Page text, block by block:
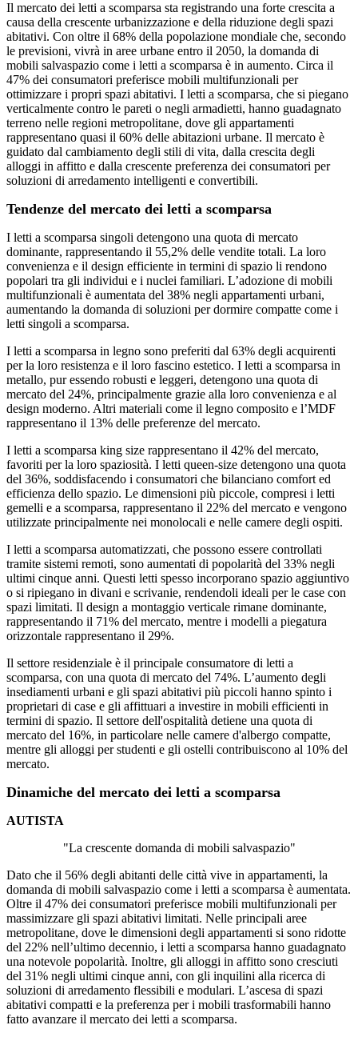
Il mercato dei letti a scomparsa sta registrando una forte crescita a
causa della crescente urbanizzazione e della riduzione degli spazi
abitativi. Con oltre il 68% della popolazione mondiale che, secondo
le previsioni, vivrà in aree urbane entro il 2050, la domanda di
mobili salvaspazio come i letti a scomparsa è in aumento. Circa il
47% dei consumatori preferisce mobili multifunzionali per
ottimizzare i propri spazi abitativi. I letti a scomparsa, che si piegano
verticalmente contro le pareti o negli armadietti, hanno guadagnato
terreno nelle regioni metropolitane, dove gli appartamenti
rappresentano quasi il 60% delle abitazioni urbane. Il mercato è
guidato dal cambiamento degli stili di vita, dalla crescita degli
alloggi in affitto e dalla crescente preferenza dei consumatori per
soluzioni di arredamento intelligenti e convertibili.
Tendenze del mercato dei letti a scomparsa
I letti a scomparsa singoli detengono una quota di mercato
dominante, rappresentando il 55,2% delle vendite totali. La loro
convenienza e il design efficiente in termini di spazio li rendono
popolari tra gli individui e i nuclei familiari. L’adozione di mobili
multifunzionali è aumentata del 38% negli appartamenti urbani,
aumentando la domanda di soluzioni per dormire compatte come i
letti singoli a scomparsa.
I letti a scomparsa in legno sono preferiti dal 63% degli acquirenti
per la loro resistenza e il loro fascino estetico. I letti a scomparsa in
metallo, pur essendo robusti e leggeri, detengono una quota di
mercato del 24%, principalmente grazie alla loro convenienza e al
design moderno. Altri materiali come il legno composito e l’MDF
rappresentano il 13% delle preferenze del mercato.
I letti a scomparsa king size rappresentano il 42% del mercato,
favoriti per la loro spaziosità. I letti queen-size detengono una quota
del 36%, soddisfacendo i consumatori che bilanciano comfort ed
efficienza dello spazio. Le dimensioni più piccole, compresi i letti
gemelli e a scomparsa, rappresentano il 22% del mercato e vengono
utilizzate principalmente nei monolocali e nelle camere degli ospiti.
I letti a scomparsa automatizzati, che possono essere controllati
tramite sistemi remoti, sono aumentati di popolarità del 33% negli
ultimi cinque anni. Questi letti spesso incorporano spazio aggiuntivo
o si ripiegano in divani e scrivanie, rendendoli ideali per le case con
spazi limitati. Il design a montaggio verticale rimane dominante,
rappresentando il 71% del mercato, mentre i modelli a piegatura
orizzontale rappresentano il 29%.
Il settore residenziale è il principale consumatore di letti a
scomparsa, con una quota di mercato del 74%. L’aumento degli
insediamenti urbani e gli spazi abitativi più piccoli hanno spinto i
proprietari di case e gli affittuari a investire in mobili efficienti in
termini di spazio. Il settore dell'ospitalità detiene una quota di
mercato del 16%, in particolare nelle camere d'albergo compatte,
mentre gli alloggi per studenti e gli ostelli contribuiscono al 10% del
mercato.
Dinamiche del mercato dei letti a scomparsa
AUTISTA
"La crescente domanda di mobili salvaspazio"
Dato che il 56% degli abitanti delle città vive in appartamenti, la
domanda di mobili salvaspazio come i letti a scomparsa è aumentata.
Oltre il 47% dei consumatori preferisce mobili multifunzionali per
massimizzare gli spazi abitativi limitati. Nelle principali aree
metropolitane, dove le dimensioni degli appartamenti si sono ridotte
del 22% nell’ultimo decennio, i letti a scomparsa hanno guadagnato
una notevole popolarità. Inoltre, gli alloggi in affitto sono cresciuti
del 31% negli ultimi cinque anni, con gli inquilini alla ricerca di
soluzioni di arredamento flessibili e modulari. L’ascesa di spazi
abitativi compatti e la preferenza per i mobili trasformabili hanno
fatto avanzare il mercato dei letti a scomparsa.